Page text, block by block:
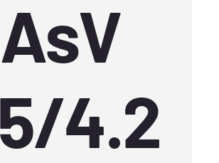
AsV
4.2